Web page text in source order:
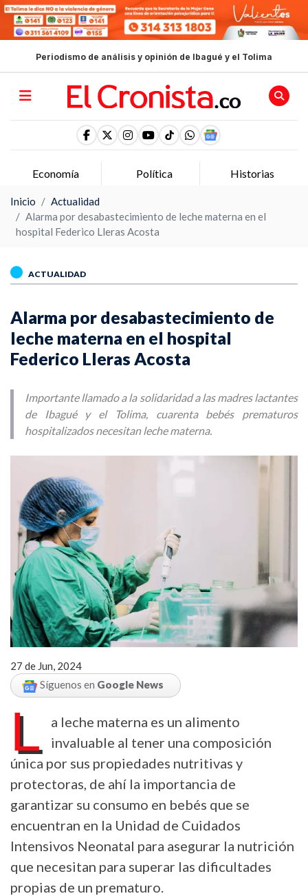
Periodismo de análisis y opinión de Ibagué y el Tolima
Economía Política Historias
Inicio
Actualidad
Alarma por desabastecimiento de leche materna en el
hospital Federico Lleras Acosta
ACTUALIDAD
Alarma por desabastecimiento de
leche materna en el hospital
Federico Lleras Acosta
Importante llamado a la solidaridad a las madres lactantes
de Ibagué y el Tolima, cuarenta bebés prematuros
hospitalizados necesitan leche materna.
27 de Jun, 2024
Síguenos en Google News
L
a leche materna es un alimento
invaluable al tener una composición
única por sus propiedades nutritivas y
protectoras, de ahí la importancia de
garantizar su consumo en bebés que se
encuentran en la Unidad de Cuidados
Intensivos Neonatal para asegurar la nutrición
que necesitan para superar las dificultades
propias de un prematuro.